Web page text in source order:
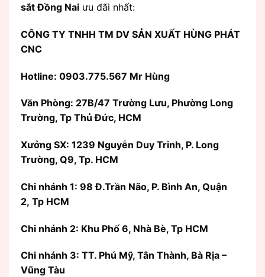
sắt Đồng Nai ưu đãi nhất:
CÔNG TY TNHH TM DV SẢN XUẤT HÙNG PHÁT
CNC
Hotline: 0903.775.567 Mr Hùng
Văn Phòng: 27B/47 Trường Lưu, Phường Long
Trường, Tp Thủ Đức, HCM
Xưởng SX: 1239 Nguyễn Duy Trinh, P. Long
Trường, Q9, Tp. HCM
Chi nhánh 1: 98 Đ.Trần Não, P. Bình An, Quận
2, Tp HCM
Chi nhánh 2: Khu Phố 6, Nhà Bè, Tp HCM
Chi nhánh 3: TT. Phú Mỹ, Tân Thành, Bà Rịa –
Vũng Tàu